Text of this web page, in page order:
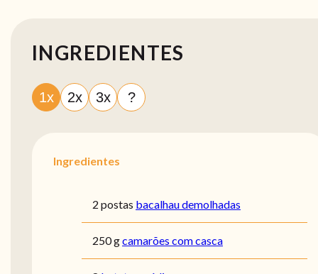
INGREDIENTES
1x 2x 3x ?
Ingredientes
2 postas bacalhau demolhadas
250 gcamarões com casca